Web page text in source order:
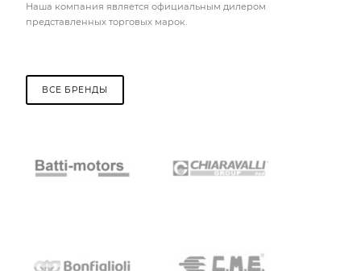
Наша компания является официальным дилером
представленных торговых марок.
ВСЕ БРЕНДЫ